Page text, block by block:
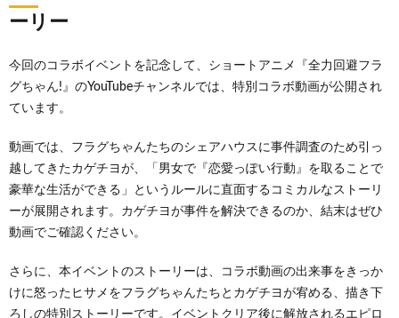
ーリー
今回のコラボイベントを記念して、ショートアニメ『全力回避フラ
グちゃん!』のYouTubeチャンネルでは、特別コラボ動画が公開され
ています。
動画では、フラグちゃんたちのシェアハウスに事件調査のため引っ
越してきたカゲチヨが、「男女で『恋愛っぽい行動』を取ることで
豪華な生活ができる」というルールに直面するコミカルなストーリ
ーが展開されます。カゲチヨが事件を解決できるのか、結末はぜひ
動画でご確認ください。
さらに、本イベントのストーリーは、コラボ動画の出来事をきっか
けに怒ったヒサメをフラグちゃんたちとカゲチヨが宥める、描き下
ろしの特別ストーリーです。イベントクリア後に解放されるエピロ